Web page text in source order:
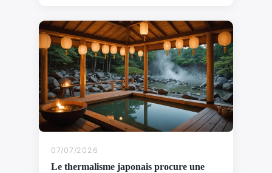
07/07/2026
Le thermalisme japonais procure une